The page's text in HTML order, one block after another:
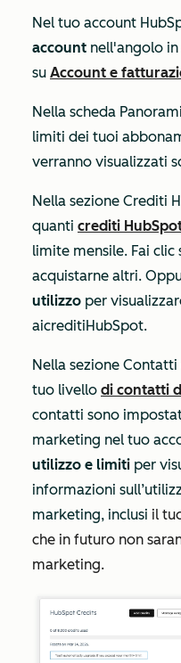
Nel tuo account
account nell'angolo
su Account e
Nella scheda
limiti dei tuoi
verranno visualizzati
Nella sezione Crediti
quanti crediti
limite mensile. Fai clic
acquistarne altri.
utilizzo per
aicreditiHubSpot.
Nella sezione Contatti
tuo livello di contatti
contatti sono
marketing nel tuo
utilizzo e limiti per
informazioni
marketing, inclusi il
che in futuro non
marketing.